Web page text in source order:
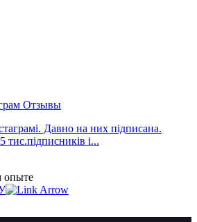
Отзывы
Давно на них підписана.
і...
опыте